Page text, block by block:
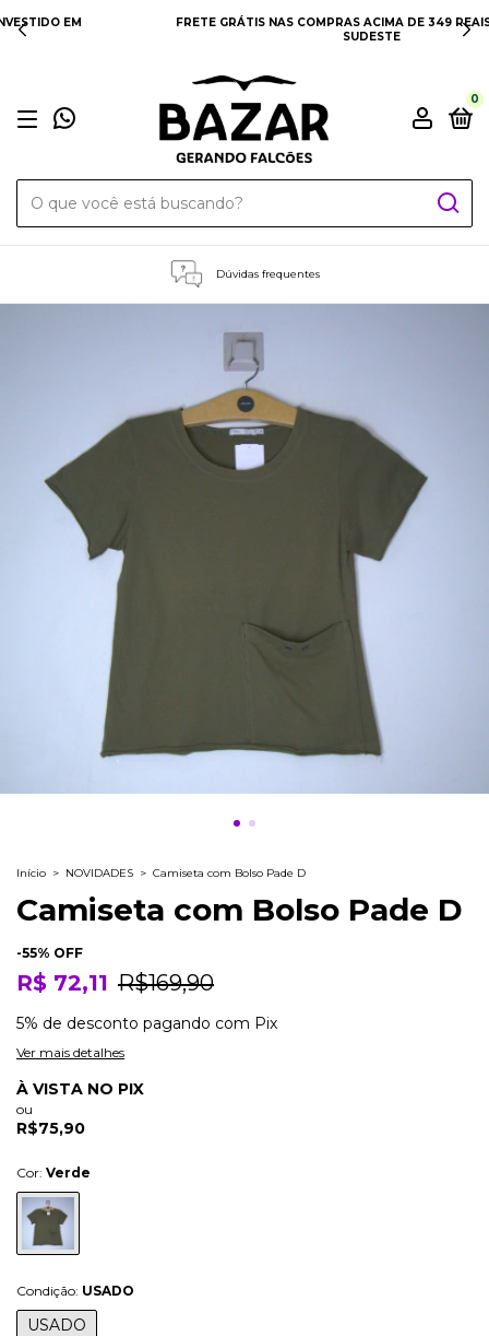
FRETE GRÁTIS NAS COMPRAS ACIMA DE 349 REAIS PARA SUL E
0
Dúvidas frequentes
Início > NOVIDADES > Camiseta com Bolso Pade D
Camiseta com Bolso Pade D
-55% OFF
R$ 72,11 R$169,90
5% de desconto pagando com Pix
Ver mais detalhes
À VISTA NO PIX
ou
R$75,90
Cor: Verde
Condição: USADO
USADO